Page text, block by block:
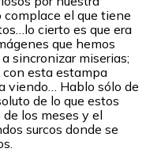
el que tiene
cierto es que era
que hemos
sincronizar miserias;
con esta estampa
viendo… Hablo sólo de
de lo que estos
los meses y el
surcos donde se